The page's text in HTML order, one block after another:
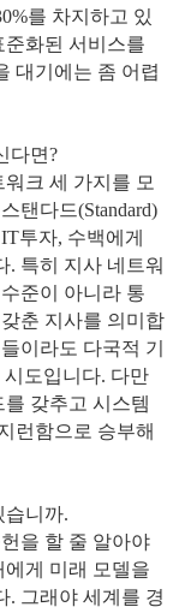
를 차지하고 있
화된 서비스를
대기에는 좀 어렵
다면?
크 세 가지를 모
탠다드(Standard)
투자, 수백에게
. 특히 지사 네트워
준이 아니라 통
춘 지사를 의미합
이라도 다국적 기
도입니다. 다만
갖추고 시스템
런함으로 승부해
습니까.
을 할 줄 알아야
게 미래 모델을
. 그래야 세계를 경